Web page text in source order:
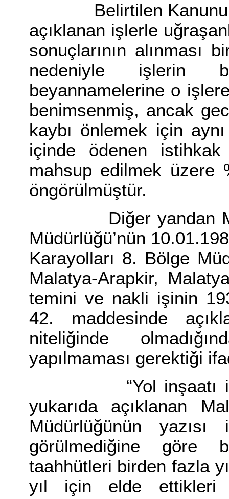
Belirtilen Kanunun
açıklanan işlerle
sonuçlarının alınması
nedeniyle işlerin
beyannamelerine o
benimsenmiş, ancak
kaybı önlemek için
içinde ödenen
mahsup edilmek üzere
öngörülmüştür.
Diğer yandan
Müdürlüğü’nün
Karayolları 8. Bölge
Malatya-Arapkir,
temini ve nakli işinin
42. maddesinde
niteliğinde
yapılmaması gerektiği
“Yol inşaatı için
yukarıda açıklanan
Müdürlüğünün
görülmediğine göre
taahhütleri birden fazla
yıl için elde ettikleri